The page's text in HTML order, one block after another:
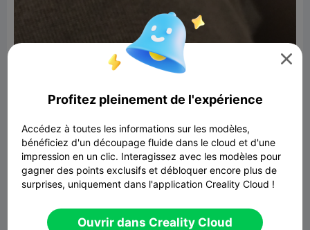

Profitez pleinement de l'expérience
Accédez à toutes les informations sur les modèles,
bénéficiez d'un découpage fluide dans le cloud et d'une
impression en un clic. Interagissez avec les modèles pour
gagner des points exclusifs et débloquer encore plus de
surprises, uniquement dans l'application Creality Cloud !
Ouvrir dans Creality Cloud